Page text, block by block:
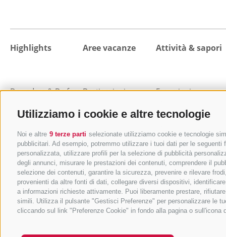
Utilizziamo i cookie e altre tecnologie
Noi e altre 9 terze parti selezionate utilizziamo cookie e tecnologie
pubblicitari. Ad esempio, potremmo utilizzare i tuoi dati per le
personalizzata, utilizzare profili per la selezione di pubblicità
degli annunci, misurare le prestazioni dei contenuti, comprendere il
selezione dei contenuti, garantire la sicurezza, prevenire e rilevare
provenienti da altre fonti di dati, collegare diversi dispositivi,
a informazioni richieste attivamente. Puoi liberamente prestare,
simili. Utilizza il pulsante "Gestisci Preferenze" per personalizzare le
cliccando sul link "Preferenze Cookie" in fondo alla pagina o
Highlights
Da vedere & Da fare
Aree vacanze
Destinazioni
Val di Fleres
Vipiteno
Campo di Trens
Val di Vizze
Val Racines
Val Ridanna
Val Giovo
Attività & sapori
Escursioni
Mangiare e bere
MTB e bicicletta
Benessere e relax
Vacanza in famiglia
Città e cultura
Vacanza sci
Sci alpinismo
Sport invernali